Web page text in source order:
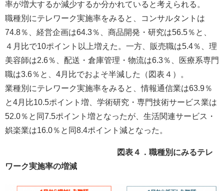
率が増大するか減少するか分かれていると考えられる。
職種別にテレワーク実施率をみると、コンサルタントは
74.8％、経営企画は64.3％、商品開発・研究は56.5％と、
４月比で10ポイント以上増えた。一方、販売職は5.4％、理
美容師は2.6％、配送・倉庫管理・物流は6.3％、医療系専門
職は3.6％と、4月比でおよそ半減した（図表４）。
業種別にテレワーク実施率をみると、情報通信業は63.9％
と4月比10.5ポイント増、学術研究・専門技術サービス業は
52.0％と同7.5ポイント増となったが、生活関連サービス・
娯楽業は16.0％と同8.4ポイント減となった。
図表４．職種別にみるテレ
ワーク実施率の増減